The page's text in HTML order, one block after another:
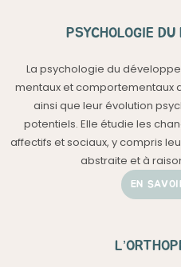
PSYCHOLOGIE
La psychologie du
mentaux et comportementaux
ainsi que leur évolution
potentiels. Elle étudie les
affectifs et sociaux, y compris
abstraite et à
EN